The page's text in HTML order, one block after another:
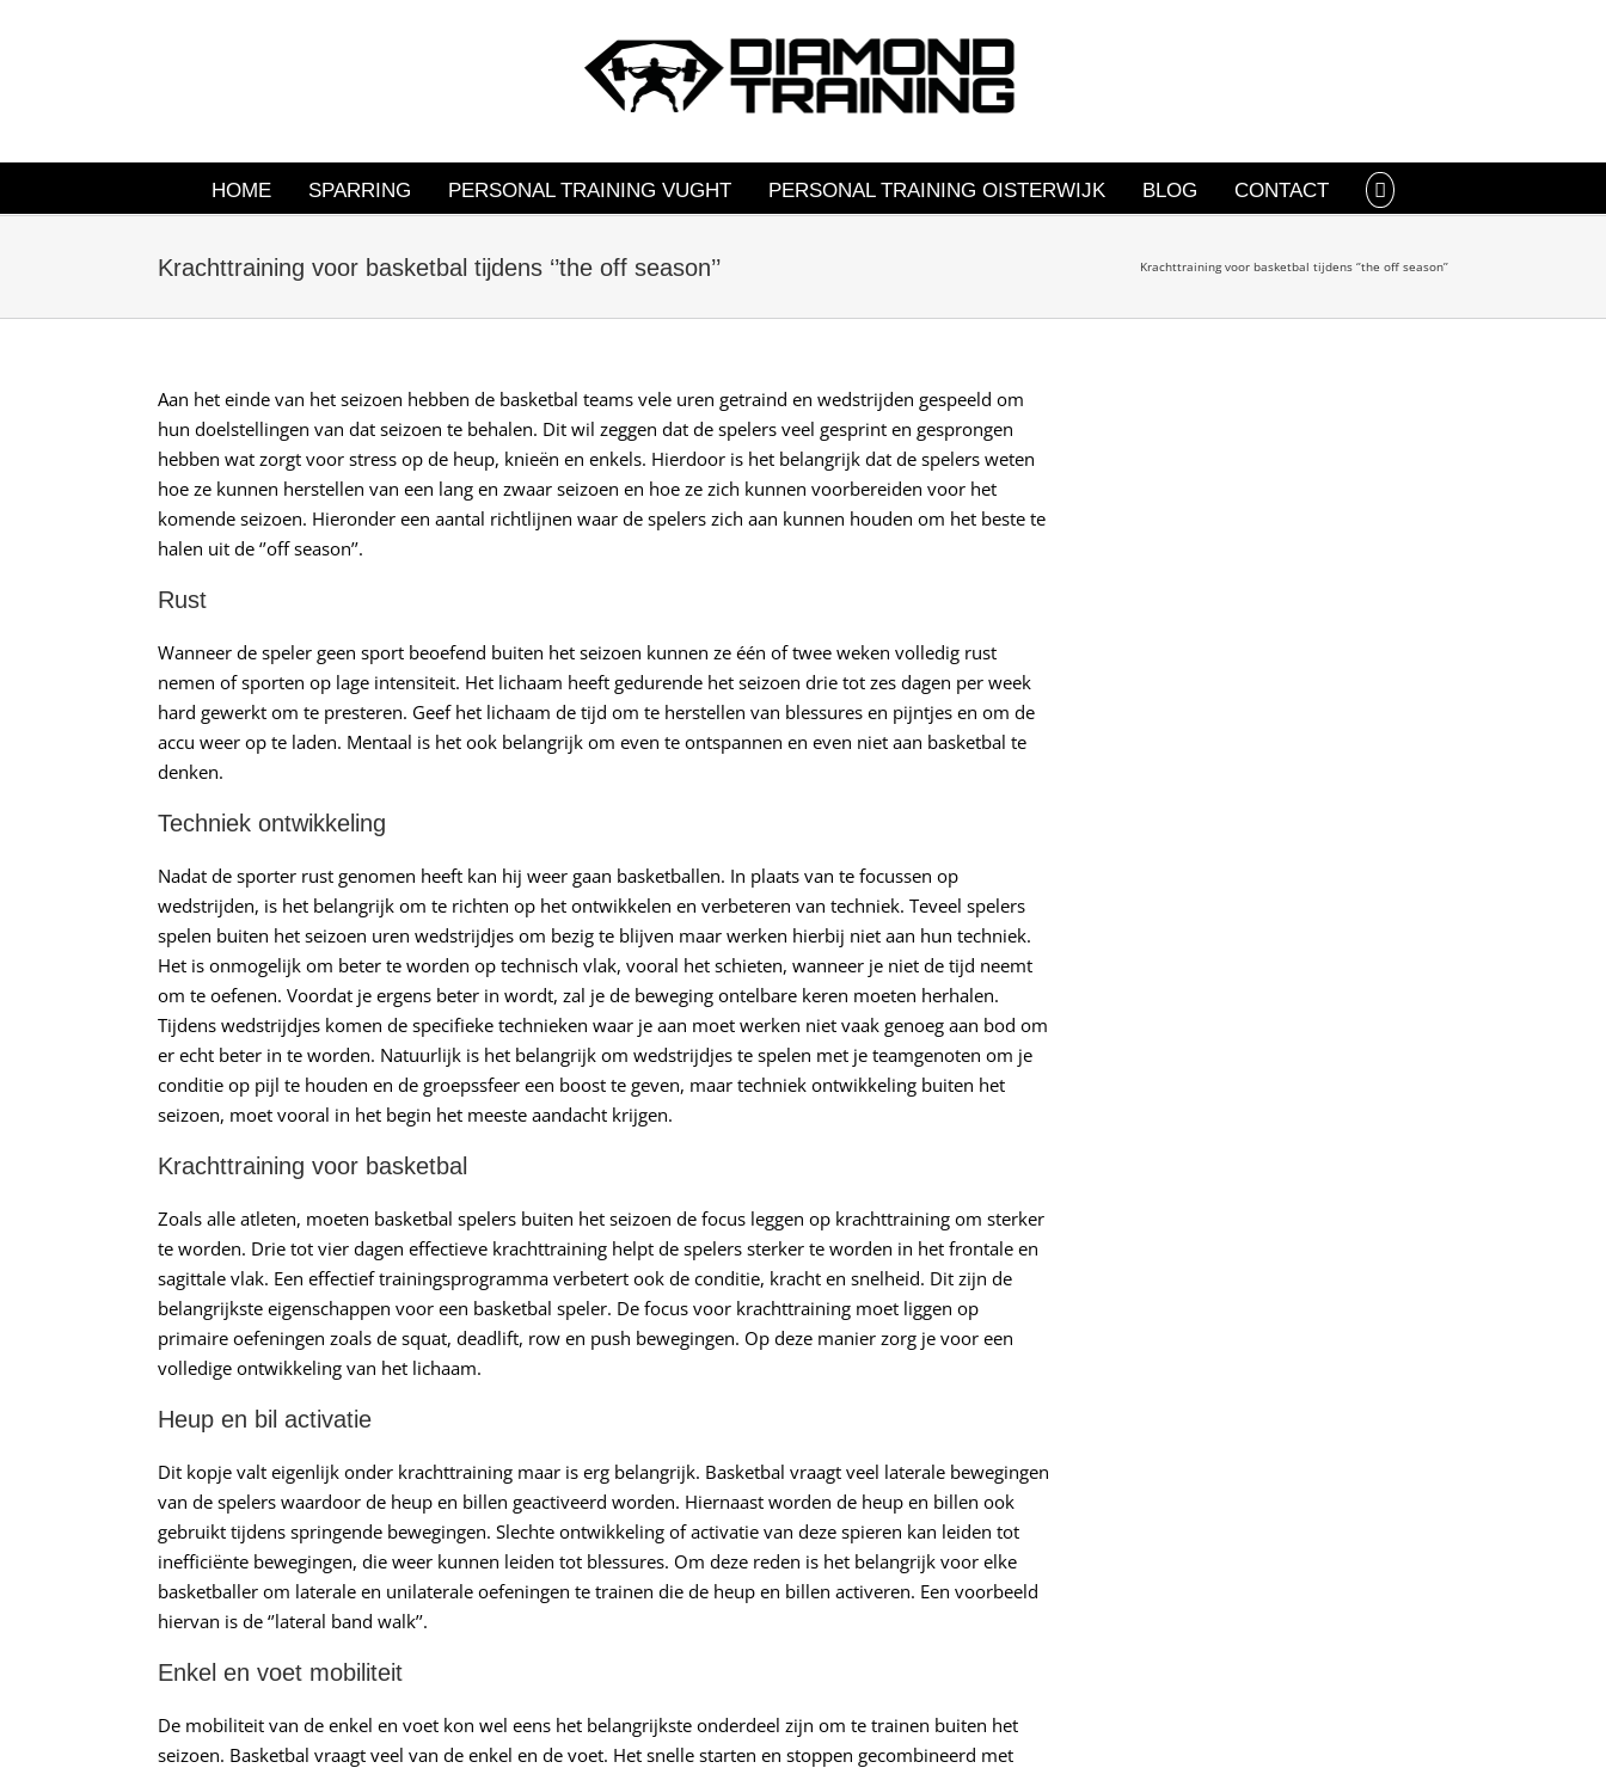
HOME SPARRING PERSONAL TRAINING VUGHT PERSONAL TRAINING OISTERWIJK BLOG CONTACT
Krachttraining voor basketbal tijdens ‘’the off season’’ Krachttraining voor basketbal tijdens ‘’the off season’’
Aan het einde van het seizoen hebben de basketbal teams vele uren getraind en wedstrijden gespeeld om
hun doelstellingen van dat seizoen te behalen. Dit wil zeggen dat de spelers veel gesprint en gesprongen
hebben wat zorgt voor stress op de heup, knieën en enkels. Hierdoor is het belangrijk dat de spelers weten
hoe ze kunnen herstellen van een lang en zwaar seizoen en hoe ze zich kunnen voorbereiden voor het
komende seizoen. Hieronder een aantal richtlijnen waar de spelers zich aan kunnen houden om het beste te
halen uit de ‘’off season’’.
Rust
Wanneer de speler geen sport beoefend buiten het seizoen kunnen ze één of twee weken volledig rust
nemen of sporten op lage intensiteit. Het lichaam heeft gedurende het seizoen drie tot zes dagen per week
hard gewerkt om te presteren. Geef het lichaam de tijd om te herstellen van blessures en pijntjes en om de
accu weer op te laden. Mentaal is het ook belangrijk om even te ontspannen en even niet aan basketbal te
denken.
Techniek ontwikkeling
Nadat de sporter rust genomen heeft kan hij weer gaan basketballen. In plaats van te focussen op
wedstrijden, is het belangrijk om te richten op het ontwikkelen en verbeteren van techniek. Teveel spelers
spelen buiten het seizoen uren wedstrijdjes om bezig te blijven maar werken hierbij niet aan hun techniek.
Het is onmogelijk om beter te worden op technisch vlak, vooral het schieten, wanneer je niet de tijd neemt
om te oefenen. Voordat je ergens beter in wordt, zal je de beweging ontelbare keren moeten herhalen.
Tijdens wedstrijdjes komen de specifieke technieken waar je aan moet werken niet vaak genoeg aan bod om
er echt beter in te worden. Natuurlijk is het belangrijk om wedstrijdjes te spelen met je teamgenoten om je
conditie op pijl te houden en de groepssfeer een boost te geven, maar techniek ontwikkeling buiten het
seizoen, moet vooral in het begin het meeste aandacht krijgen.
Krachttraining voor basketbal
Zoals alle atleten, moeten basketbal spelers buiten het seizoen de focus leggen op krachttraining om sterker
te worden. Drie tot vier dagen effectieve krachttraining helpt de spelers sterker te worden in het frontale en
sagittale vlak. Een effectief trainingsprogramma verbetert ook de conditie, kracht en snelheid. Dit zijn de
belangrijkste eigenschappen voor een basketbal speler. De focus voor krachttraining moet liggen op
primaire oefeningen zoals de squat, deadlift, row en push bewegingen. Op deze manier zorg je voor een
volledige ontwikkeling van het lichaam.
Heup en bil activatie
Dit kopje valt eigenlijk onder krachttraining maar is erg belangrijk. Basketbal vraagt veel laterale bewegingen
van de spelers waardoor de heup en billen geactiveerd worden. Hiernaast worden de heup en billen ook
gebruikt tijdens springende bewegingen. Slechte ontwikkeling of activatie van deze spieren kan leiden tot
inefficiënte bewegingen, die weer kunnen leiden tot blessures. Om deze reden is het belangrijk voor elke
basketballer om laterale en unilaterale oefeningen te trainen die de heup en billen activeren. Een voorbeeld
hiervan is de ‘’lateral band walk’’.
Enkel en voet mobiliteit
De mobiliteit van de enkel en voet kon wel eens het belangrijkste onderdeel zijn om te trainen buiten het
seizoen. Basketbal vraagt veel van de enkel en de voet. Het snelle starten en stoppen gecombineerd met